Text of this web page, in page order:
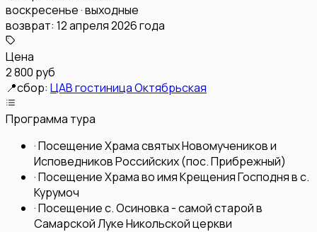
воскресенье · выходные
возврат: 12 апреля 2026 года
Цена
2 800 руб
📍сбор: ЦАВ гостиница Октябрьская
Программа тура
·Посещение Храма святых Новомучеников и
Исповедников Российских (пос. Прибрежный)
·Посещение Храма во имя Крещения Господня в с.
Курумоч
·Посещение с. Осиновка - самой старой в
Самарской Луке Никольской церкви